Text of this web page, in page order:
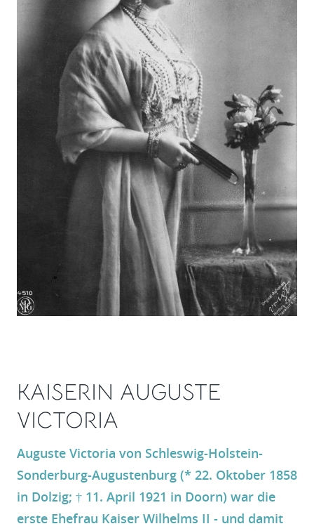
KAISERIN AUGUSTE
VICTORIA
Auguste Victoria von Schleswig-Holstein-
Sonderburg-Augustenburg (* 22. Oktober 1858
in Dolzig; † 11. April 1921 in Doorn) war die
erste Ehefrau Kaiser Wilhelms II - und damit